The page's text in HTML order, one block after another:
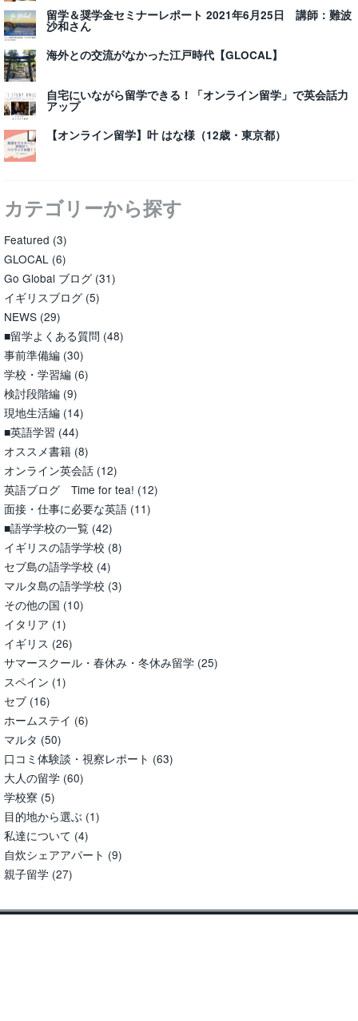
留学＆奨学金セミナーレポート 2021年6月25日 講師：難波
沙和さん
海外との交流がなかった江戸時代【GLOCAL】
自宅にいながら留学できる！「オンライン留学」で英会話力
アップ
【オンライン留学】叶 はな様（12歳・東京都）
カテゴリーから探す
Featured (3)
GLOCAL (6)
Go Global ブログ (31)
イギリスブログ (5)
NEWS (29)
■留学よくある質問 (48)
事前準備編 (30)
学校・学習編 (6)
検討段階編 (9)
現地生活編 (14)
■英語学習 (44)
オススメ書籍 (8)
オンライン英会話 (12)
英語ブログ Time for tea! (12)
面接・仕事に必要な英語 (11)
■語学学校の一覧 (42)
イギリスの語学学校 (8)
セブ島の語学学校 (4)
マルタ島の語学学校 (3)
その他の国 (10)
イタリア (1)
イギリス (26)
サマースクール・春休み・冬休み留学 (25)
スペイン (1)
セブ (16)
ホームステイ (6)
マルタ (50)
口コミ体験談・視察レポート (63)
大人の留学 (60)
学校寮 (5)
目的地から選ぶ (1)
私達について (4)
自炊シェアアパート (9)
親子留学 (27)